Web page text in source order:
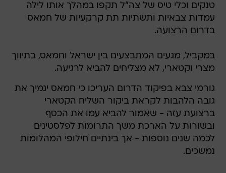
טנקים וכלי טיס של צה"ל תקפו במהלך אותו לילה
עמדות צבאיות ותשתיות תת קרקעיות של חמאס
בדרום הרצועה.
במקביל, מגעים המתבצעים בין ישראל וחמאס, בתיווך
מצרי וקטארי, לא מצליחים להביא לרגיעה.
גורמי צבא בפיקוד הדרום העריכו כי חמאס ינמיך את
גובה הלהבות לקראת ביקור השליח הקטארי
ברצועת עזה - שאמור להביא עמו את הכסף
ובשורות על הארכת משך התרומות לפלסטינים
לכמה שנים נוספות - אך בינתיים חילופי המהלומות
נמשכים.